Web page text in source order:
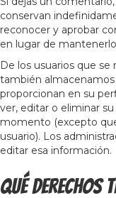
conservan
reconocer y aprobar
en lugar de
De los usuarios que se
también
proporcionan en su
ver, editar o eliminar
momento (excepto
usuario). Los
editar esa información.
Qué derechos